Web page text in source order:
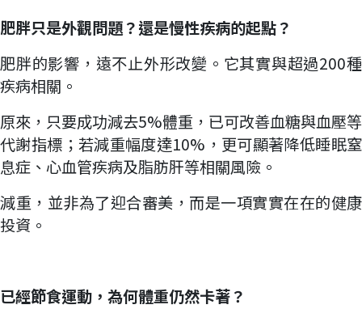
肥胖只是外觀問題？還是慢性疾病的起點？
肥胖的影響，遠不止外形改變。它其實與超過200種
疾病相關。
原來，只要成功減去5%體重，已可改善血糖與血壓等
代謝指標；若減重幅度達10%，更可顯著降低睡眠窒
息症、心血管疾病及脂肪肝等相關風險。
減重，並非為了迎合審美，而是一項實實在在的健康
投資。
已經節食運動，為何體重仍然卡著？